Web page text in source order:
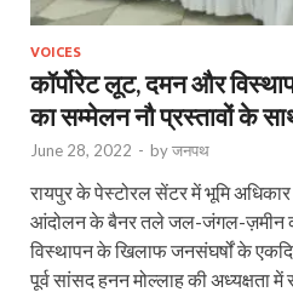
VOICES
कॉर्पोरेट लूट, दमन और
का सम्मेलन नौ प्रस्तावों के
June 28, 2022 - byजनपथ
रायपुर के पेस्टोरल सेंटर में भूमि
आंदोलन के बैनर तले जल-जंगल-ज़मीन
विस्थापन के खिलाफ जनसंघर्षों के
पूर्व सांसद हनन मोल्लाह की